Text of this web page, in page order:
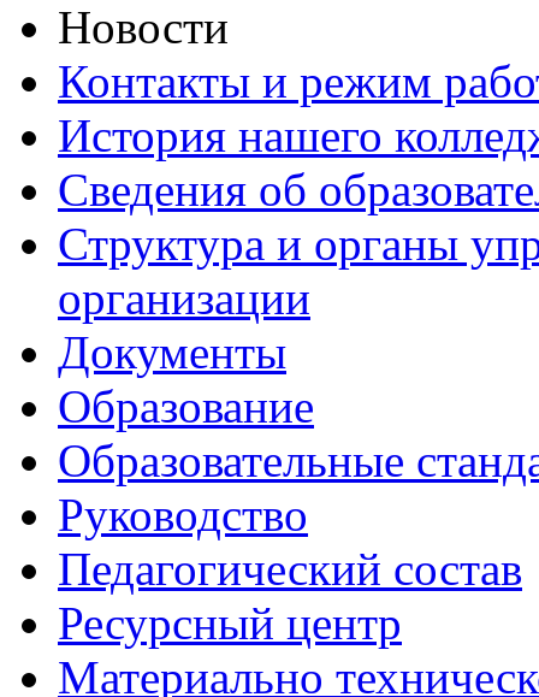
Новости
Контакты и режим
История нашего
Сведения об
Структура и органы
организации
Документы
Образование
Образовательные
Руководство
Педагогический состав
Ресурсный центр
Материально